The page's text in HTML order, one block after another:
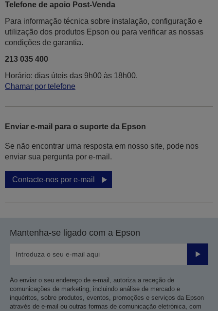
Telefone de apoio Post-Venda
Para informação técnica sobre instalação, configuração e
utilização dos produtos Epson ou para verificar as nossas
condições de garantia.
213 035 400
Horário: dias úteis das 9h00 às 18h00.
Chamar por telefone
Enviar e-mail para o suporte da Epson
Se não encontrar uma resposta em nosso site, pode nos
enviar sua pergunta por e-mail.
Contacte-nos por e-mail
Mantenha-se ligado com a Epson
Enviar
Ao enviar o seu endereço de e-mail, autoriza a receção de
comunicações de marketing, incluindo análise de mercado e
inquéritos, sobre produtos, eventos, promoções e serviços da Epson
através de e-mail ou outras formas de comunicação eletrónica, com